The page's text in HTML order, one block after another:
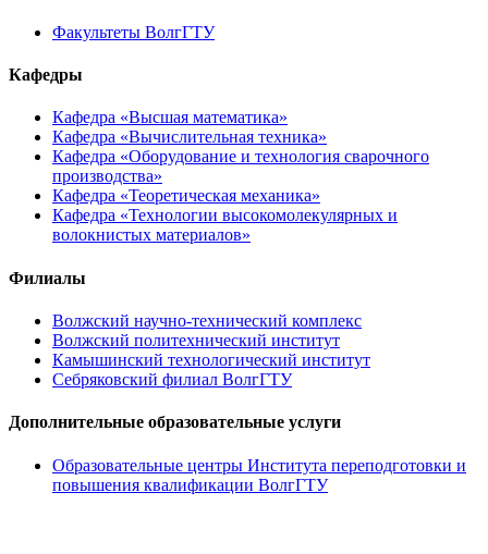
Факультеты ВолгГТУ
Кафедры
Кафедра «Высшая математика»
Кафедра «Вычислительная техника»
Кафедра «Оборудование и технология сварочного
производства»
Кафедра «Теоретическая механика»
Кафедра «Технологии высокомолекулярных и
волокнистых материалов»
Филиалы
Волжский научно-технический комплекс
Волжский политехнический институт
Камышинский технологический институт
Себряковский филиал ВолгГТУ
Дополнительные образовательные услуги
Образовательные центры Института переподготовки и
повышения квалификации ВолгГТУ